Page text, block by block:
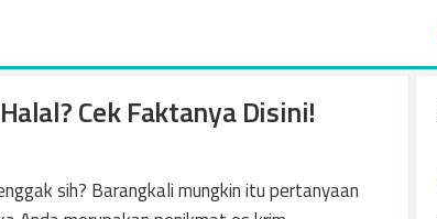
Cek Faktanya Disini!
sih? Barangkali mungkin itu pertanyaan